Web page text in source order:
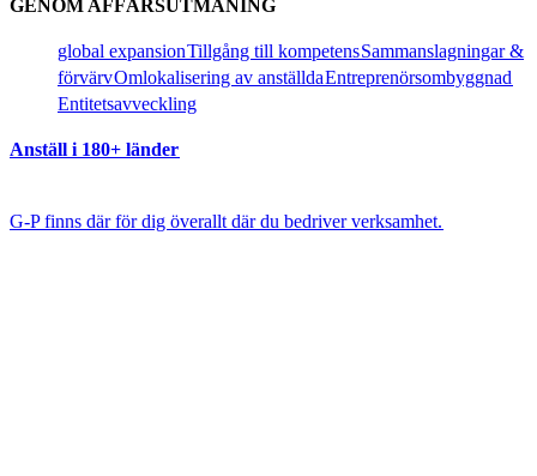
GENOM AFFÄRSUTMANING​​
global expansion​​Tillgång till kompetens​​Sammanslagningar &
förvärv​​Omlokalisering av anställda​​Entreprenörsombyggnad​​
Entitetsavveckling​​
Anställ i 180+ länder​​
G-P finns där för dig överallt där du bedriver verksamhet.​​